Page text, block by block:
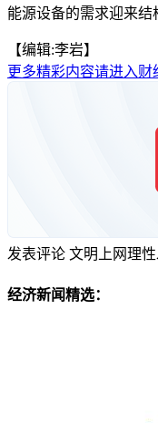
能源设备的需求迎来
【编辑:李岩】
更多精彩内容请进入财
发表评论 文明上网理
经济新闻精选：